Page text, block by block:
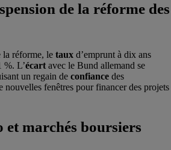
de la réforme des
la réforme, letaux d’emprunt à dix ans
%. L’écart avec le Bund allemand se
un regain deconfiance des
nouvelles fenêtres pour financer des projets
et marchés boursiers